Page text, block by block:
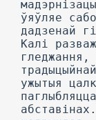
ўяўляе
дадзенай
Калі
ужытыя